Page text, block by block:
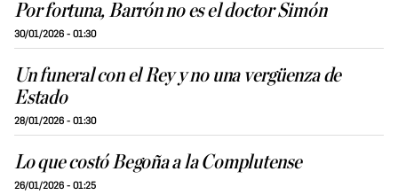
Por fortuna, Barrón no es el doctor Simón
30/01/2026 - 01:30
Un funeral con el Rey y no una vergüenza de
Estado
28/01/2026 - 01:30
Lo que costó Begoña a la Complutense
26/01/2026 - 01:25